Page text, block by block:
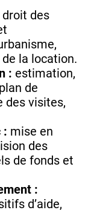
droit des
la location.
: estimation,
de
des visites,
: mise en
des
de fonds et
:
d’aide,